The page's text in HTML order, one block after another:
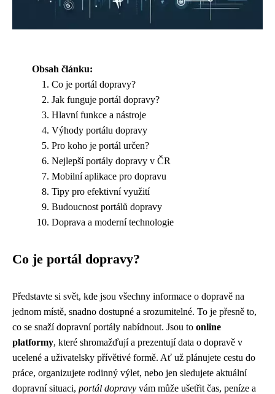
Obsah článku:
Co je portál dopravy?
Jak funguje portál dopravy?
Hlavní funkce a nástroje
Výhody portálu dopravy
Pro koho je portál určen?
Nejlepší portály dopravy v ČR
Mobilní aplikace pro dopravu
Tipy pro efektivní využití
Budoucnost portálů dopravy
Doprava a moderní technologie
Co je portál dopravy?
Představte si svět, kde jsou všechny informace o dopravě na
jednom místě, snadno dostupné a srozumitelné. To je přesně to,
co se snaží dopravní portály nabídnout. Jsou to online
platformy, které shromažďují a prezentují data o dopravě v
ucelené a uživatelsky přívětivé formě. Ať už plánujete cestu do
práce, organizujete rodinný výlet, nebo jen sledujete aktuální
dopravní situaci, portál dopravy vám může ušetřit čas, peníze a